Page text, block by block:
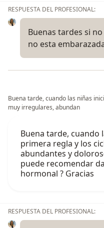
RESPUESTA DEL PROFESIONAL:
Buenas tardes si
no esta
Buena tarde, cuando las niñas
muy irregulares, abundan
Buena tarde, cuando
primera regla y los
abundantes y
puede recomendar
hormonal ? Gracias
RESPUESTA DEL PROFESIONAL: